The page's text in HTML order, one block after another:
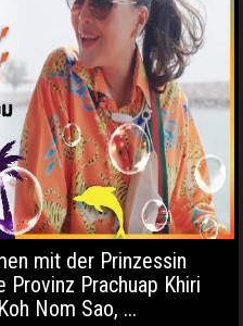
mit der Prinzessin
Provinz Prachuap Khiri
Nom Sao, ...